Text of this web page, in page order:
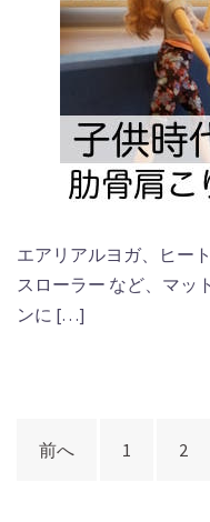
エアリアルヨガ、ヒー
スローラー など、マッ
ンに […]
投
前へ 1 2